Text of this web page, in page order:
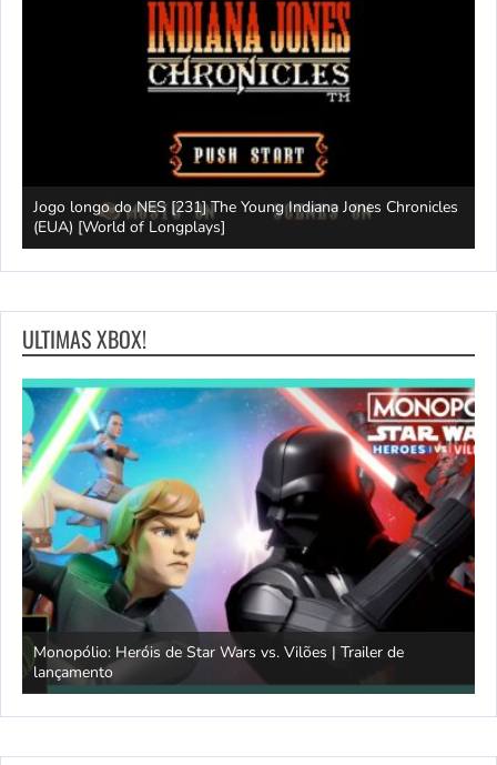
Jogo longo do NES [231] The Young Indiana Jones Chronicles
(EUA) [World of Longplays]
ULTIMAS XBOX!
Monopólio: Heróis de Star Wars vs. Vilões | Trailer de
lançamento